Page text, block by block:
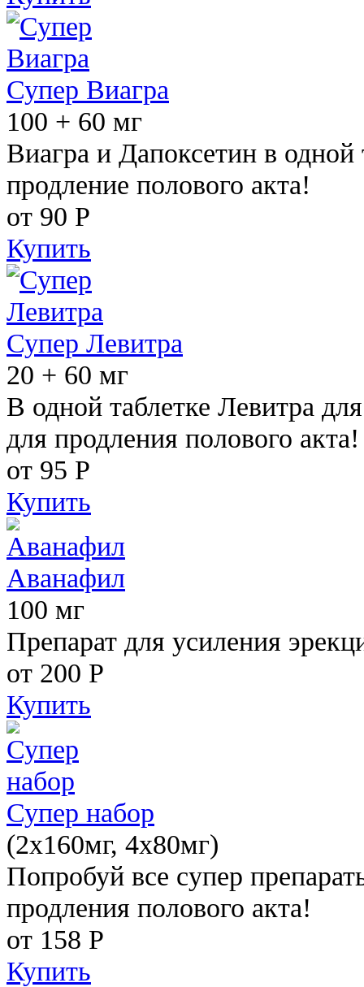
Супер Виагра
100 + 60 мг
Виагра и Дапоксетин в одной
продление полового акта!
от 90 Р
Купить
Супер Левитра
20 + 60 мг
В одной таблетке Левитра
для продления полового акта!
от 95 Р
Купить
Аванафил
100 мг
Препарат для усиления
от 200 Р
Купить
Супер набор
(2х160мг, 4х80мг)
Попробуй все супер
продления полового акта!
от 158 Р
Купить